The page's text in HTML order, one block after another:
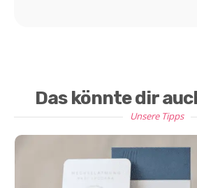
Das könnte dir
Unsere Tipps